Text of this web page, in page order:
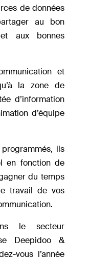
de données
au bon
aux bonnes
et
la zone de
d’information
d’équipe
ils
en fonction de
du temps
travail de vos
le secteur
Deepidoo &
vous l’année